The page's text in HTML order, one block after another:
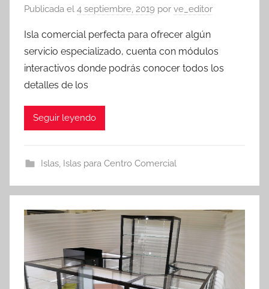
Publicada el 4 septiembre, 2019 por ve_editor
Isla comercial perfecta para ofrecer algún
servicio especializado, cuenta con módulos
interactivos donde podrás conocer todos los
detalles de los
Seguir leyendo
Islas, Islas para Centro Comercial